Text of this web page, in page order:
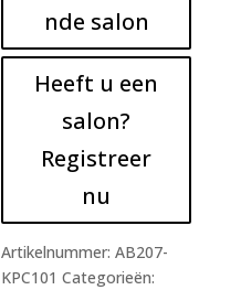
nde salon
Heeft u een
salon?
Registreer
nu
Artikelnummer:AB207-
KPC101 Categorieën: